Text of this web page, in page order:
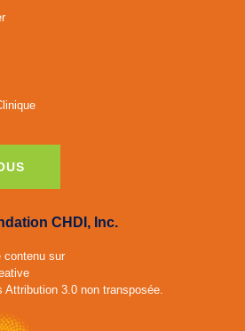
CHDI, Inc.
contenu sur
3.0 non transposée.